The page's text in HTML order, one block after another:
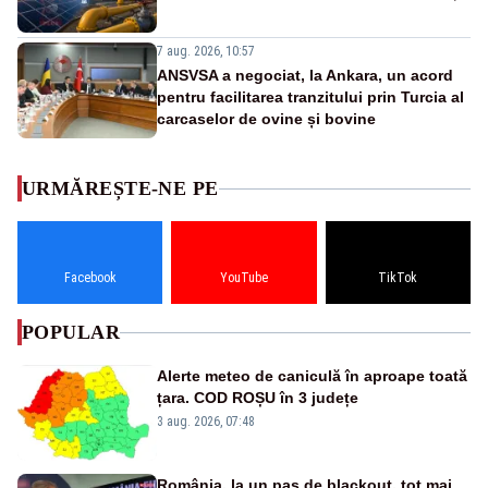
7 aug. 2026, 10:57
ANSVSA a negociat, la Ankara, un acord
pentru facilitarea tranzitului prin Turcia al
carcaselor de ovine și bovine
URMĂREȘTE-NE PE
Facebook YouTube TikTok
POPULAR
Alerte meteo de caniculă în aproape toată
țara. COD ROȘU în 3 județe
3 aug. 2026, 07:48